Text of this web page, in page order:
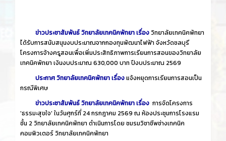
ข่าวประชาสัมพันธ์ วิทยาลัยเทคนิคพัทยา เรื่องวิทยาลัยเทคนิคพัทยา
ได้รับการสนับสนุนงบประมาณจากกองทุนพัฒนาไฟฟ้า จังหวัดชลบุรี
โครงการจ้างครูสอนเพื่อเพิ่มประสิทธิภาพการเรียนการสอนของวิทยาลัย
เทคนิคพัทยา เงินงบประมาณ 630,000 บาท ปีงบประมาณ 2569
ประกาศ วิทยาลัยเทคนิคพัทยา เรื่องแจ้งหยุดการเรียนการสอนเป็น
กรณีพิเศษ
ข่าวประชาสัมพันธ์ วิทยาลัยเทคนิคพัทยา เรื่อง การจัดโครงการ
'ธรรมะสุขใจ' ในวันศุกร์ที่ 24 กรกฎาคม 2569 ณ ห้องประชุมการโรงแรม
ชั้น 2 วิทยาลัยเทคนิคพัทยา ดำเนินการโดย ชมรมวิชาชีพช่างเทคนิค
คอมพิวเตอร์ วิทยาลัยเทคนิคพัทยา